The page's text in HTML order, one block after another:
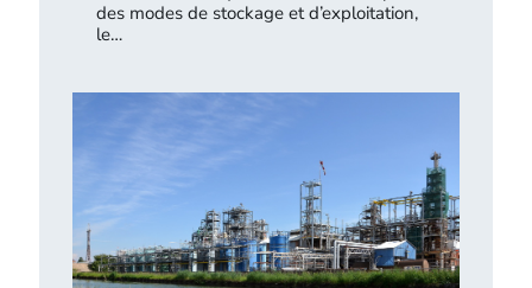
des modes de stockage et d’exploitation,
le…